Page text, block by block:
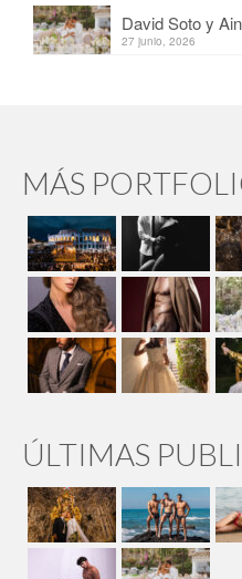
David Soto y
27 junio, 2026
MÁS
ÚLTIMAS